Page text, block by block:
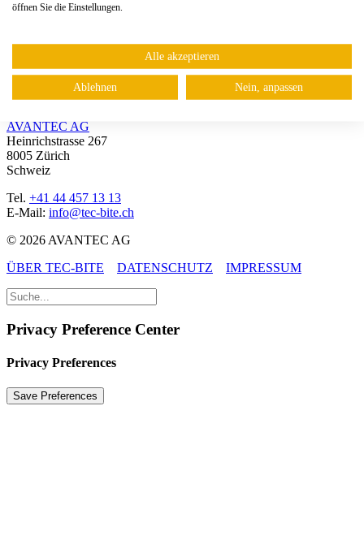
Kontakt
AVANTEC AG
Heinrichstrasse 267
8005 Zürich
Schweiz
Tel. +41 44 457 13 13
E-Mail: info@tec-bite.ch
© 2026 AVANTEC AG
ÜBER TEC-BITE
DATENSCHUTZ IMPRESSUM
Privacy Preference Center
Privacy Preferences
öffnen Sie die Einstellungen.
Alle akzeptieren
Ablehnen Nein, anpassen